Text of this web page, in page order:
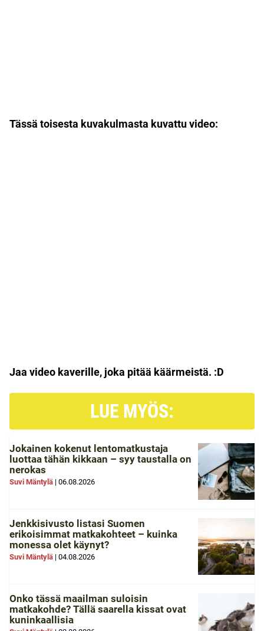
Tässä toisesta kuvakulmasta kuvattu video:
Jaa video kaverille, joka pitää käärmeistä. :D
LUE MYÖS:
Jokainen kokenut lentomatkustaja
luottaa tähän kikkaan – syy taustalla on
nerokas
Suvi Mäntylä | 06.08.2026
Jenkkisivusto listasi Suomen
erikoisimmat matkakohteet – kuinka
monessa olet käynyt?
Suvi Mäntylä | 04.08.2026
Onko tässä maailman suloisin
matkakohde? Tällä saarella kissat ovat
kuninkaallisia